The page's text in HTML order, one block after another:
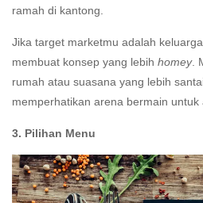
ramah di kantong.
Jika target marketmu adalah
membuat konsep yang lebih homey.
rumah atau suasana yang lebih
memperhatikan arena bermain untuk
3. Pilihan Menu